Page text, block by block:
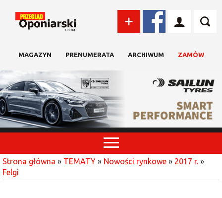
MAGAZYN PRENUMERATA ARCHIWUM ZAMÓW
Strona główna » TEMATY » Nowości rynkowe » 2017 r. »
Felgi